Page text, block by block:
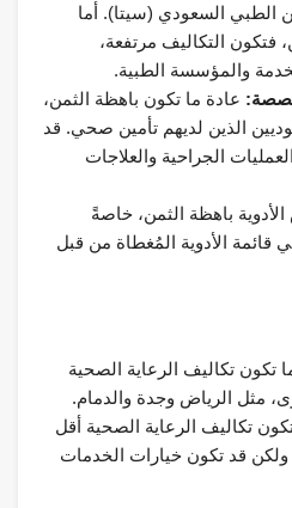
الطبي السعودي (سيتا). أما
فتكون التكاليف مرتفعة،
والمؤسسة الطبية.
عادة ما تكون باهظة الثمن،
الذين لديهم تأمين صحي. قد
الجراحية والعلاجات
باهظة الثمن، خاصةً
قائمة الأدوية المُغطاة من قبل
تكون تكاليف الرعاية الصحية
مثل الرياض وجدة والدمام.
تكاليف الرعاية الصحية أقل
ولكن قد تكون خيارات الخدمات